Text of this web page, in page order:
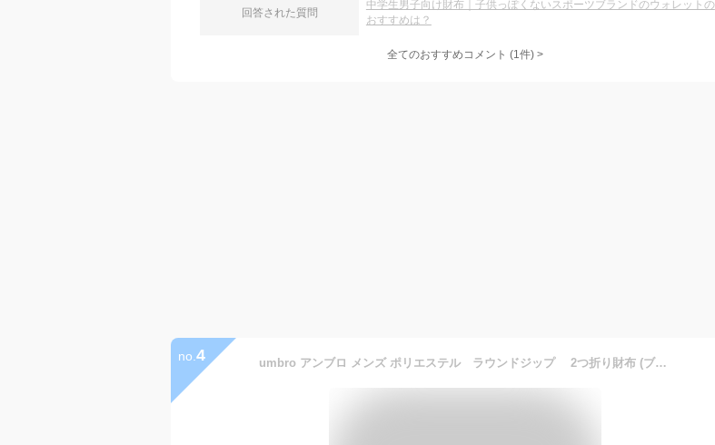
回答された質問
中学生男子向け財布｜子供っぽくないスポーツブランドのウォレットの
おすすめは？
全てのおすすめコメント (1件) >
no. 4 umbro アンブロ メンズ ポリエステル ラウンドジップ 2つ折り財布 (ブラック/ブルー)